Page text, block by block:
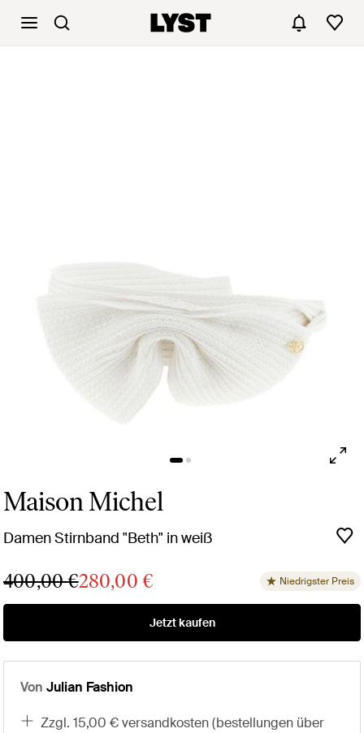
Maison Michel
Damen Stirnband "Beth" in weiß
400,00 €280,00 € Niedrigster Preis
Jetzt kaufen
Von Julian Fashion
zzgl. 15,00 € versandkosten (bestellungen über